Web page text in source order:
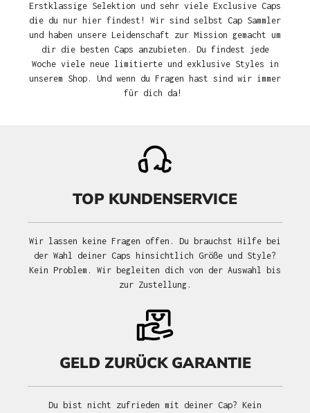
Erstklassige Selektion und sehr viele Exclusive Caps
die du nur hier findest! Wir sind selbst Cap Sammler
und haben unsere Leidenschaft zur Mission gemacht um
dir die besten Caps anzubieten. Du findest jede
Woche viele neue limitierte und exklusive Styles in
unserem Shop. Und wenn du Fragen hast sind wir immer
für dich da!
TOP KUNDENSERVICE
Wir lassen keine Fragen offen. Du brauchst Hilfe bei
der Wahl deiner Caps hinsichtlich Größe und Style?
Kein Problem. Wir begleiten dich von der Auswahl bis
zur Zustellung.
GELD ZURÜCK GARANTIE
Du bist nicht zufrieden mit deiner Cap? Kein